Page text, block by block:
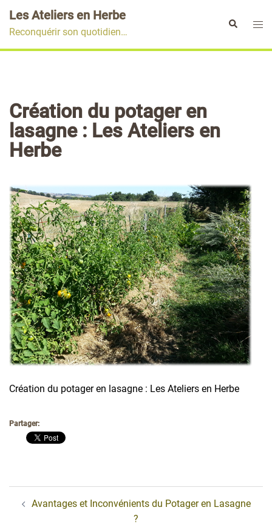
au
contenu
Les Ateliers en Herbe
Reconquérir son quotidien…
Rechercher
Création du potager en
lasagne : Les Ateliers en
Herbe
Création du potager en lasagne : Les Ateliers en Herbe
Partager:
d’article
Avantages et Inconvénients du Potager en Lasagne
?